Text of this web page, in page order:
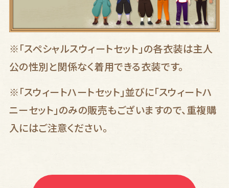
※「スペシャルスウィートセット 」の各衣装は主人
公の性別と関係なく着用できる衣装です。
※「スウィートハートセット」並びに「スウィートハ
ニーセット」のみの販売もございますので、重複購
入にはご注意ください。